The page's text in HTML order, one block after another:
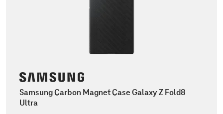
Samsung Carbon Magnet Case Galaxy Z Fold8
Ultra